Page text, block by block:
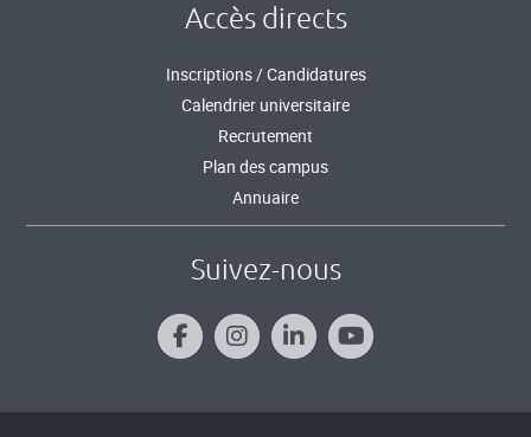
Accès directs
Inscriptions / Candidatures
Calendrier universitaire
Recrutement
Plan des campus
Annuaire
Suivez-nous